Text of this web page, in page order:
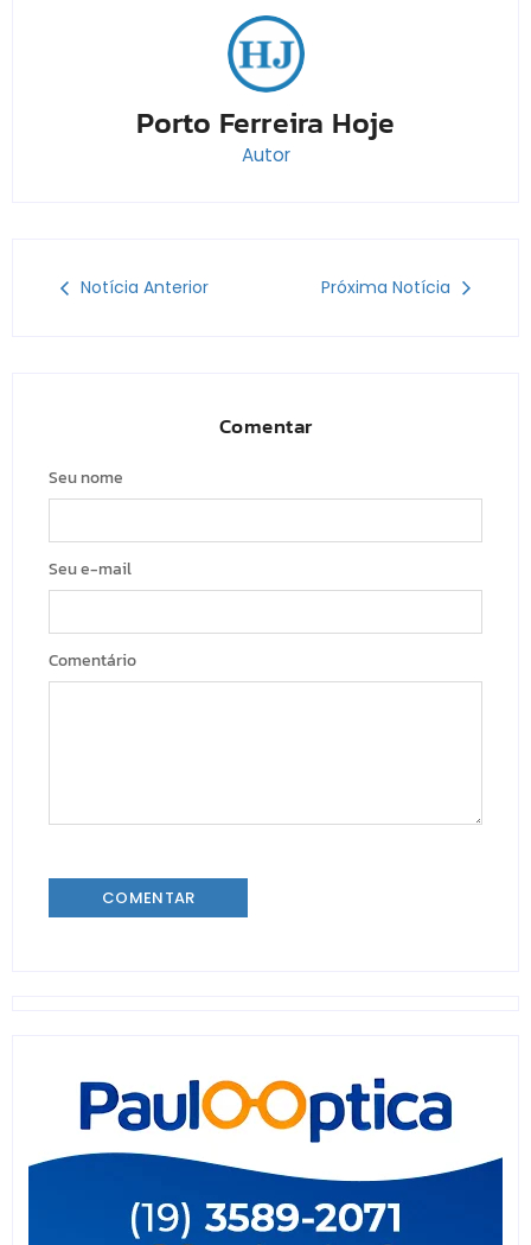
Porto Ferreira Hoje
Autor
Notícia Anterior Próxima Notícia
Comentar
Seu nome
Seu e-mail
Comentário